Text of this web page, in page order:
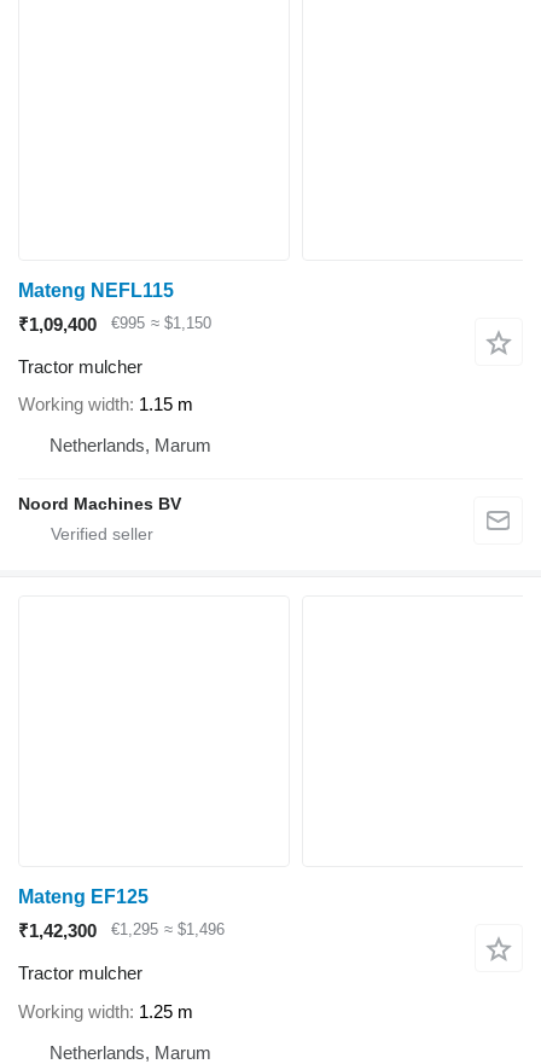
Mateng NEFL115
₹1,09,400
€995 ≈ $1,150
Tractor mulcher
Working width 1.15 m
Netherlands, Marum
Noord Machines BV
Mateng EF125
₹1,42,300
€1,295 ≈ $1,496
Tractor mulcher
Working width 1.25 m
Netherlands, Marum